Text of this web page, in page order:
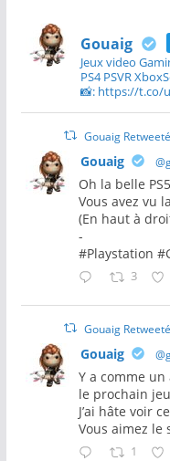
Gouaig
Jeux video
PS4 PSVR
📸: https://t.co/
Gouaig Retweeté
Gouaig
Oh la belle
Vous avez vu
(En haut à
-
#Playstation
3
Gouaig Retweeté
Gouaig
Y a comme un
le prochain
J’ai hâte voir
Vous aimez le
1